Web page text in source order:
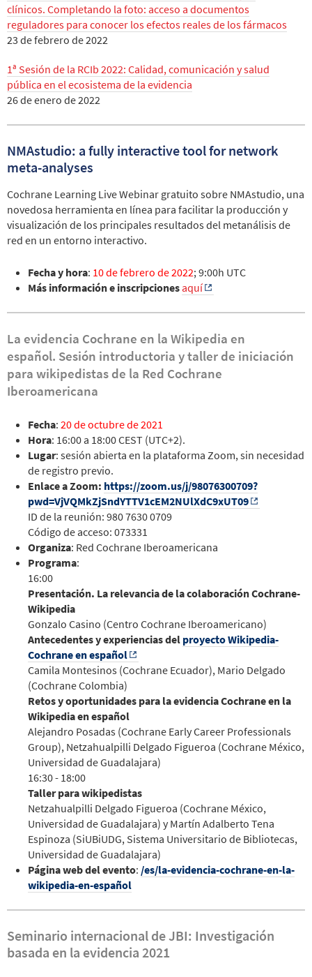
clínicos. Completando la foto: acceso a documentos
reguladores para conocer los efectos reales de los fármacos
23 de febrero de 2022
1ª Sesión de la RCIb 2022: Calidad, comunicación y salud
pública en el ecosistema de la evidencia
26 de enero de 2022
NMAstudio: a fully interactive tool for network
meta-analyses
Cochrane Learning Live Webinar gratuito sobre NMAstudio, una
novedosa herramienta en línea para facilitar la producción y
visualización de los principales resultados del metanálisis de
red en un entorno interactivo.
Fecha y hora: 10 de febrero de 2022; 9:00h UTC
Más información e inscripcionesaquí
La evidencia Cochrane en la Wikipedia en
español. Sesión introductoria y taller de iniciación
para wikipedistas de la Red Cochrane
Iberoamericana
Fecha: 20 de octubre de 2021
Hora: 16:00 a 18:00 CEST (UTC+2).
Lugar: sesión abierta en la plataforma Zoom, sin necesidad
de registro previo.
Enlace a Zoom: https://zoom.us/j/98076300709?
pwd=VjVQMkZjSndYTTV1cEM2NUlXdC9xUT09
ID de la reunión: 980 7630 0709
Código de acceso: 073331
Organiza: Red Cochrane Iberoamericana
Programa:
16:00
Presentación. La relevancia de la colaboración Cochrane-
Wikipedia
Gonzalo Casino (Centro Cochrane Iberoamericano)
Antecedentes y experiencias del proyecto Wikipedia-
Cochrane en español
Camila Montesinos (Cochrane Ecuador), Mario Delgado
(Cochrane Colombia)
Retos y oportunidades para la evidencia Cochrane en la
Wikipedia en español
Alejandro Posadas (Cochrane Early Career Professionals
Group), Netzahualpilli Delgado Figueroa (Cochrane México,
Universidad de Guadalajara)
16:30 - 18:00
Taller para wikipedistas
Netzahualpilli Delgado Figueroa (Cochrane México,
Universidad de Guadalajara) y Martín Adalberto Tena
Espinoza (SiUBiUDG, Sistema Universitario de Bibliotecas,
Universidad de Guadalajara)
Página web del evento: /es/la-evidencia-cochrane-en-la-
wikipedia-en-español
Seminario internacional de JBI: Investigación
basada en la evidencia 2021